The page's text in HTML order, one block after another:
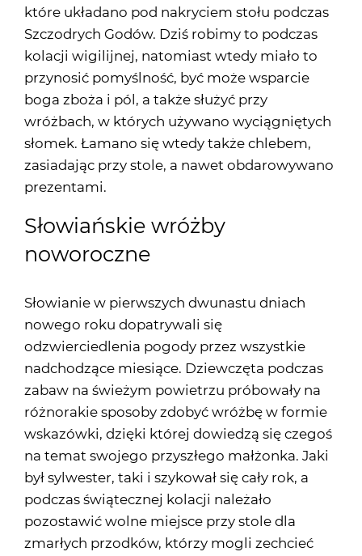
które układano pod nakryciem stołu podczas
Szczodrych Godów. Dziś robimy to podczas
kolacji wigilijnej, natomiast wtedy miało to
przynosić pomyślność, być może wsparcie
boga zboża i pól, a także służyć przy
wróżbach, w których używano wyciągniętych
słomek. Łamano się wtedy także chlebem,
zasiadając przy stole, a nawet obdarowywano
prezentami.
Słowiańskie wróżby
noworoczne
Słowianie w pierwszych dwunastu dniach
nowego roku dopatrywali się
odzwierciedlenia pogody przez wszystkie
nadchodzące miesiące. Dziewczęta podczas
zabaw na świeżym powietrzu próbowały na
różnorakie sposoby zdobyć wróżbę w formie
wskazówki, dzięki której dowiedzą się czegoś
na temat swojego przyszłego małżonka. Jaki
był sylwester, taki i szykował się cały rok, a
podczas świątecznej kolacji należało
pozostawić wolne miejsce przy stole dla
zmarłych przodków, którzy mogli zechcieć